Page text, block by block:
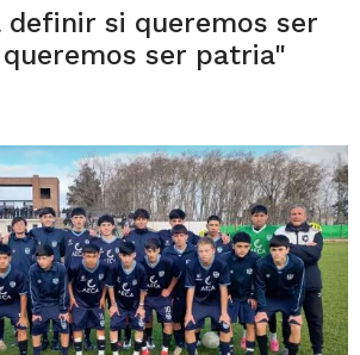
definir si queremos ser
ser patria"